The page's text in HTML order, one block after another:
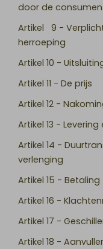
door de
Artikel 9 -
herroeping
Artikel 10 -
Artikel 11 - De prijs
Artikel 12 -
Artikel 13 -
Artikel 14 -
verlenging
Artikel 15 - Betaling
Artikel 16 -
Artikel 17 -
Artikel 18 -